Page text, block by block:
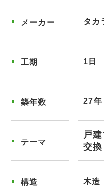
メーカー タカ
工期 1日
築年数 27年
テーマ
戸建
交換
構造 木造